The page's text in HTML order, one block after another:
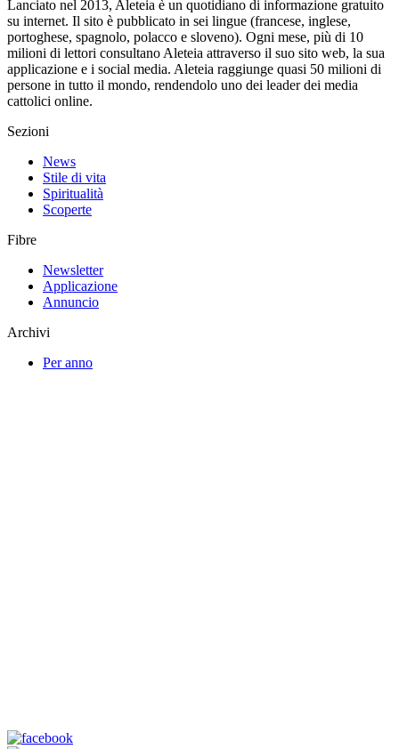
Lanciato nel 2013, Aleteia è un quotidiano di informazione gratuito
su internet. Il sito è pubblicato in sei lingue (francese, inglese,
portoghese, spagnolo, polacco e sloveno). Ogni mese, più di 10
milioni di lettori consultano Aleteia attraverso il suo sito web, la sua
applicazione e i social media. Aleteia raggiunge quasi 50 milioni di
persone in tutto il mondo, rendendolo uno dei leader dei media
cattolici online.
Sezioni
News
Stile di vita
Spiritualità
Scoperte
Fibre
Newsletter
Applicazione
Annuncio
Archivi
Per anno